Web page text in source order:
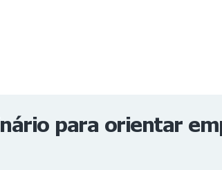
para orientar